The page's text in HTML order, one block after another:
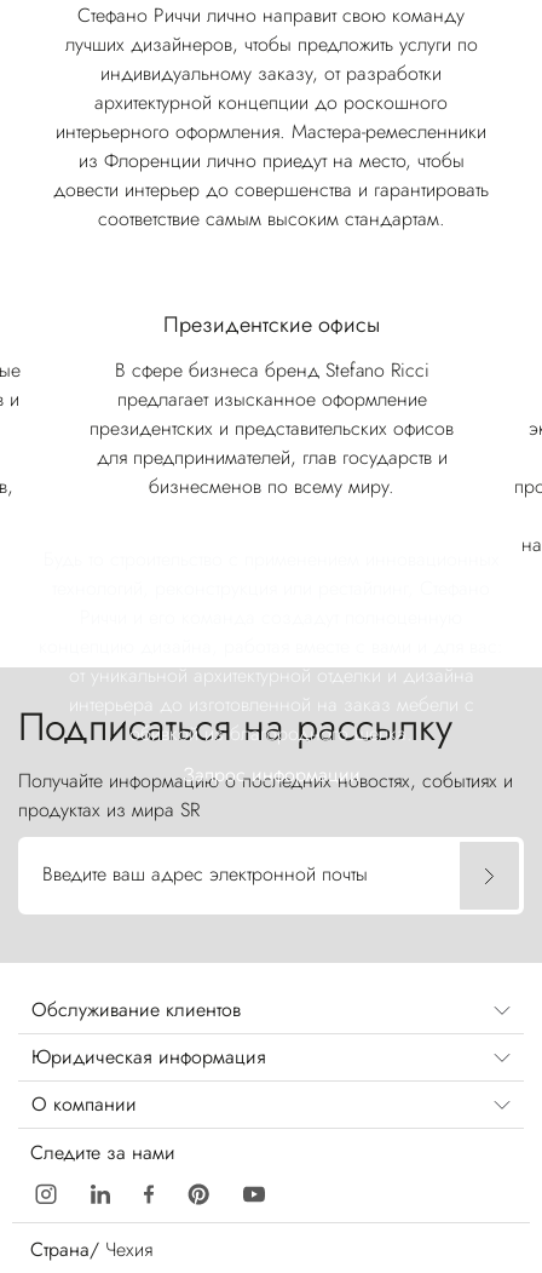
Стефано Риччи лично направит свою команду
лучших дизайнеров, чтобы предложить услуги по
индивидуальному заказу, от разработки
архитектурной концепции до роскошного
интерьерного оформления. Мастера-ремесленники
из Флоренции лично приедут на место, чтобы
довести интерьер до совершенства и гарантировать
соответствие самым высоким стандартам.
и
Президентские офисы
В сфере бизнеса бренд Stefano Ricci
предлагает изысканное оформление
президентских и представительских офисов
для предпринимателей, глав государств и
бизнесменов по всему миру.
от уникальной архитектурной отделки и дизайна
интерьера до изготовленной на заказ мебели с
обивкой из благородного шелка.
Запрос информации
Подписаться на рассылку
Получайте информацию о последних новостях, событиях и
продуктах из мира SR
Введите ваш адрес электронной почты
Обслуживание клиентов
Юридическая информация
О компании
Следите за нами
Страна/ Чехия